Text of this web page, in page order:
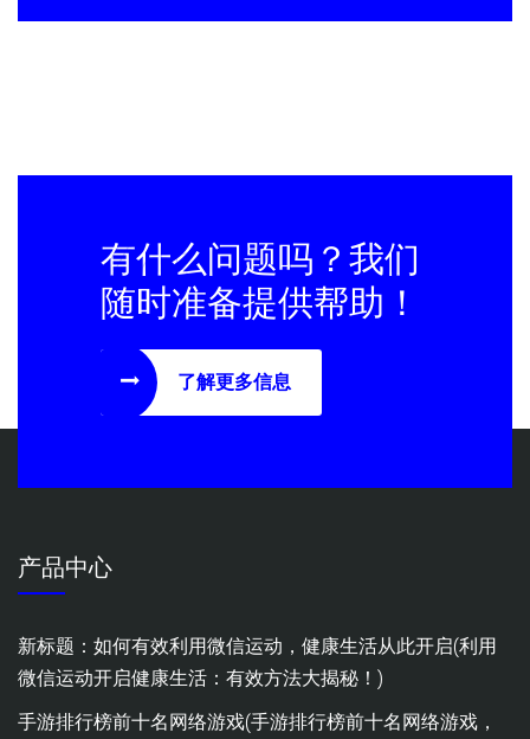
有什么问题吗？我们
随时准备提供帮助！
了解更多信息
产品中心
新标题：如何有效利用微信运动，健康生活从此开启(利用
微信运动开启健康生活：有效方法大揭秘！)
手游排行榜前十名网络游戏(手游排行榜前十名网络游戏，